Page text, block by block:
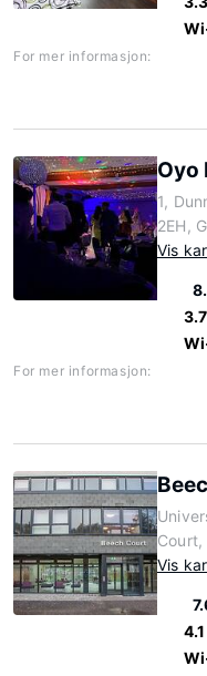
For mer informasjon:
Oyo
1,
2EH,
Vis
For mer informasjon:
Court,
Vis